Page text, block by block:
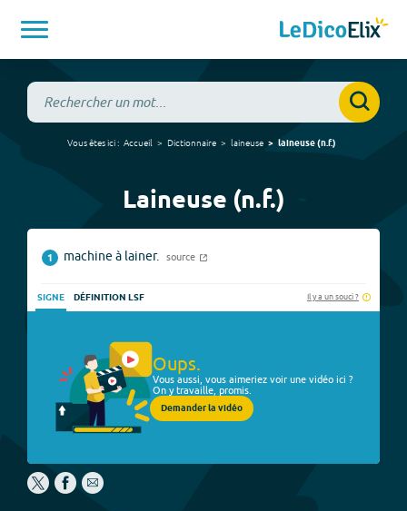
Vous êtes ici : Accueil Dictionnaire laineuse laineuse(n.f.)
Laineuse (n.f.)
1 machine à lainer. source
SIGNE DÉFINITION LSF Il y a un souci ?
Oups.
Vous aussi, vous aimeriez voir une vidéo ici ?
On y travaille, promis.
Demander la vidéo